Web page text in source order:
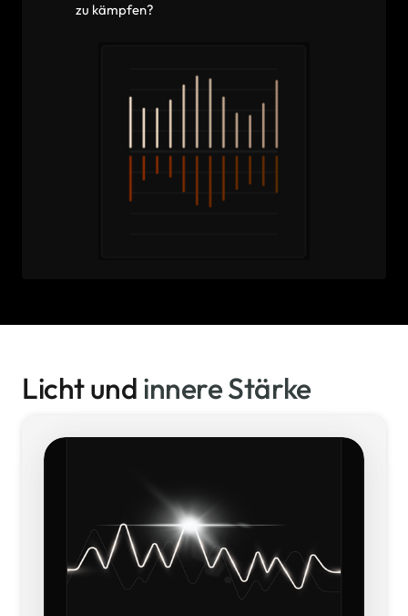
zu kämpfen?
Licht und innere Stärke